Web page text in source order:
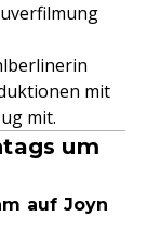
mit
mit.
um
auf Joyn